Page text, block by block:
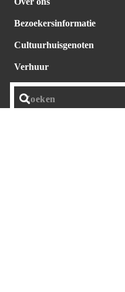
Bezoekersinformatie
Cultuurhuisgenoten
Verhuur